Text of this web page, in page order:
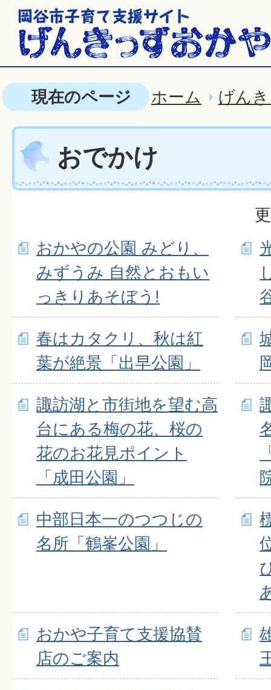
現在のページ ホーム げん
おでかけ
おかやの公園 みどり、
みずうみ 自然とおもい
っきりあそぼう!
春はカタクリ、秋は紅
葉が絶景「出早公園」
諏訪湖と市街地を望む高
台にある梅の花、桜の
花のお花見ポイント
「成田公園」
中部日本一のつつじの
名所「鶴峯公園」
おかや子育て支援協賛
店のご案内